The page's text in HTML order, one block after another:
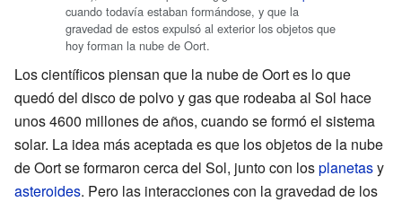
cuando todavía estaban formándose, y que la
gravedad de estos expulsó al exterior los objetos que
hoy forman la nube de Oort.
Los científicos piensan que la nube de Oort es lo que
quedó del disco de polvo y gas que rodeaba al Sol hace
unos 4600 millones de años, cuando se formó el sistema
solar. La idea más aceptada es que los objetos de la nube
de Oort se formaron cerca del Sol, junto con losplanetasy
asteroides. Pero las interacciones con la gravedad de los